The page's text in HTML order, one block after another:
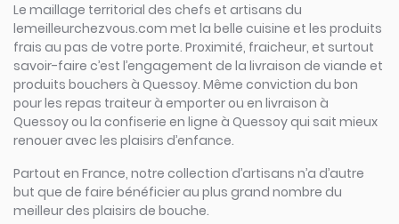
Le maillage territorial des chefs et artisans du
lemeilleurchezvous.com met la belle cuisine et les produits
frais au pas de votre porte. Proximité, fraicheur, et surtout
savoir-faire c’est l’engagement de la livraison de viande et
produits bouchers à Quessoy. Même conviction du bon
pour les repas traiteur à emporter ou en livraison à
Quessoy ou la confiserie en ligne à Quessoy qui sait mieux
renouer avec les plaisirs d’enfance.
Partout en France, notre collection d’artisans n’a d’autre
but que de faire bénéficier au plus grand nombre du
meilleur des plaisirs de bouche.